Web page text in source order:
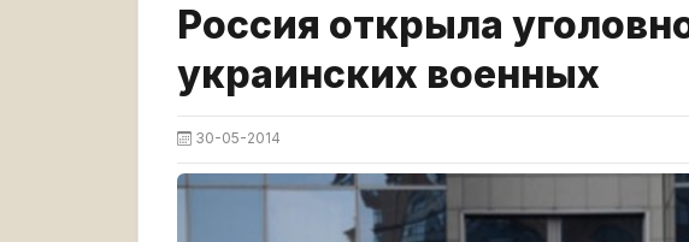
Россия открыла
украинских военных
30-05-2014